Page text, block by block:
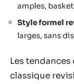
amples,
Style formel
larges, sans
Les
classique